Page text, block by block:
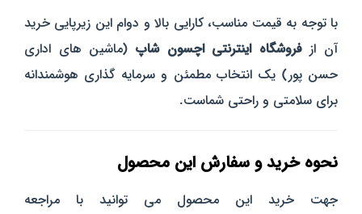
با توجه به قیمت مناسب، کارایی بالا و دوام این زیرپایی خرید
آن ازفروشگاه اینترنتی اچسون شاپ (ماشین‌ های اداری
حسن‌ پور) یک انتخاب مطمئن و سرمایه‌ گذاری هوشمندانه
برای سلامتی و راحتی شماست.
نحوه خرید و سفارش این محصول
جهت خرید این محصول می توانید با مراجعه